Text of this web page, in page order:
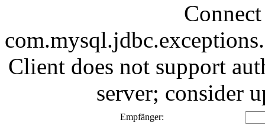
Client does not support
server; consider
Empfänger: